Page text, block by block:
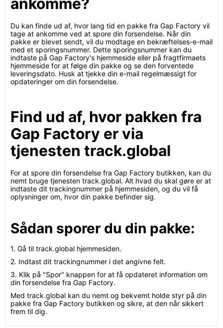
Du kan finde ud af, hvor lang tid en pakke fra Gap Factory vil
tage at ankomme ved at spore din forsendelse. Når din
pakke er blevet sendt, vil du modtage en bekræftelses-e-mail
med et sporingsnummer. Dette sporingsnummer kan du
indtaste på Gap Factory's hjemmeside eller på fragtfirmaets
hjemmeside for at følge din pakke og se den forventede
leveringsdato. Husk at tjekke din e-mail regelmæssigt for
opdateringer om din forsendelse.
Find ud af, hvor pakken fra
Gap Factory er via
tjenesten track.global
For at spore din forsendelse fra Gap Factory butikken, kan du
nemt bruge tjenesten track.global. Alt hvad du skal gøre er at
indtaste dit trackingnummer på hjemmesiden, og du vil få
oplysninger om, hvor din pakke befinder sig.
Sådan sporer du din pakke:
1. Gå til track.global hjemmesiden.
2. Indtast dit trackingnummer i det angivne felt.
3. Klik på "Spor" knappen for at få opdateret information om
din forsendelse fra Gap Factory.
Med track.global kan du nemt og bekvemt holde styr på din
pakke fra Gap Factory butikken og sikre, at den når sikkert
frem til dig.